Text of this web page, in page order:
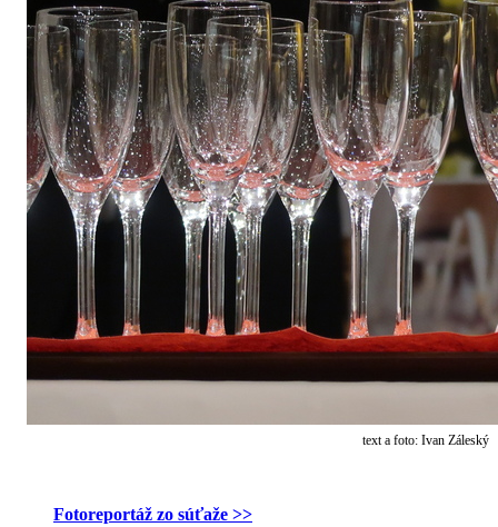
text a foto: Ivan Záleský
Fotoreportáž zo súťaže >>